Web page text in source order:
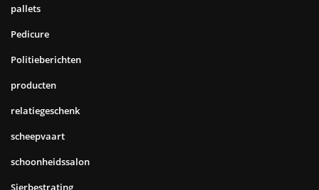
pallets
Pedicure
Politieberichten
producten
relatiegeschenk
scheepvaart
schoonheidssalon
Sierbestrating